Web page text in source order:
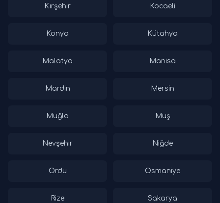
Kırşehir Kocaeli
Konya Kütahya
Malatya Manisa
Mardin Mersin
Muğla Muş
Nevşehir Niğde
Ordu Osmaniye
Rize Sakarya